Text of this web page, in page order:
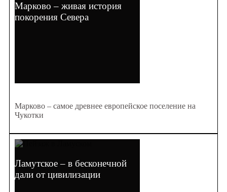
Марково – живая история
покорения Севера
Марково – самое древнее европейское поселение на
Чукотки
Ламутское – в бесконечной
дали от цивилизации